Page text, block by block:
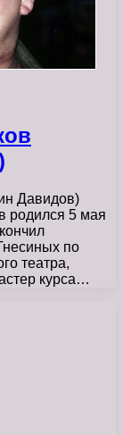
Давидов)
родился 5 мая
по
театра,
курса…